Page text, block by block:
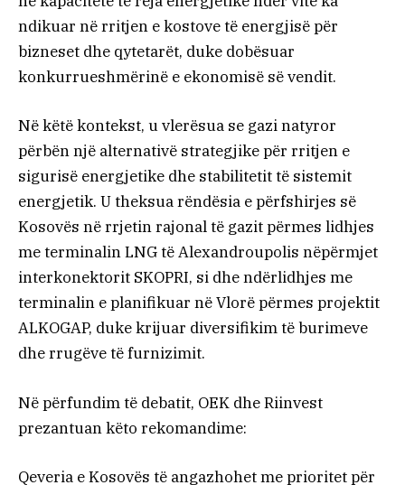
ndikuar në rritjen e kostove të energjisë për
bizneset dhe qytetarët, duke dobësuar
konkurrueshmërinë e ekonomisë së vendit.
Në këtë kontekst, u vlerësua se gazi natyror
përbën një alternativë strategjike për rritjen e
sigurisë energjetike dhe stabilitetit të sistemit
energjetik. U theksua rëndësia e përfshirjes së
Kosovës në rrjetin rajonal të gazit përmes lidhjes
me terminalin LNG të Alexandroupolis nëpërmjet
interkonektorit SKOPRI, si dhe ndërlidhjes me
terminalin e planifikuar në Vlorë përmes projektit
ALKOGAP, duke krijuar diversifikim të burimeve
dhe rrugëve të furnizimit.
Në përfundim të debatit, OEK dhe Riinvest
prezantuan këto rekomandime:
Qeveria e Kosovës të angazhohet me prioritet për